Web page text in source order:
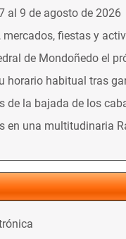
al 9 de agosto de 2026
fiestas y
de Mondoñedo el
horario habitual tras
de la bajada de los
en una multitudinaria